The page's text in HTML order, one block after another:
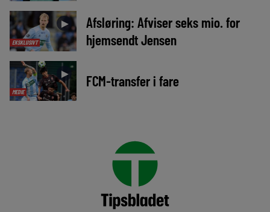
EKSKLUSIVT
►
Afsløring: Afviser seks mio. for
hjemsendt Jensen
MEDIE
► FCM-transfer i fare